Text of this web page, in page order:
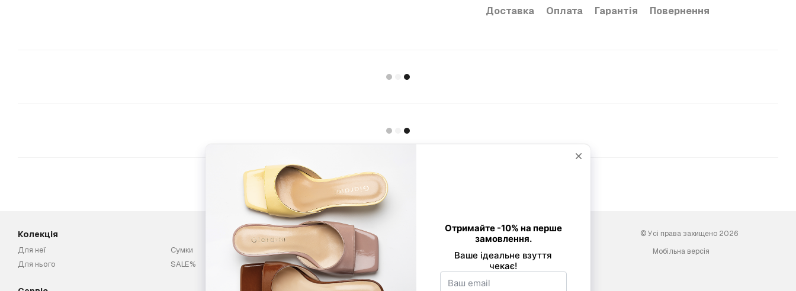
Доставка Оплата Гарантія Повернення
Колекція
Для неї
Для нього
Сумки
SALE%
Контактна інформація
0 800 33 86 01
089 520-24-16
068 877-03-53
Viber
Telegram
office@giardini-shoes.com
© Усі права захищено 2026
Мобільна версія